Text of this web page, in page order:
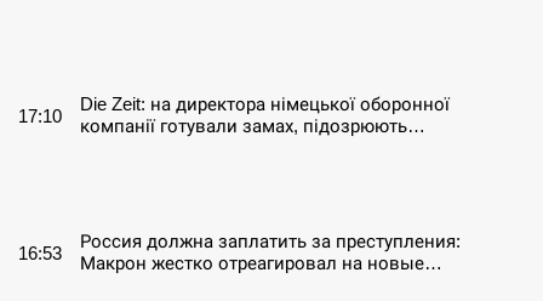
17:10
Die Zeit: на директора німецької оборонної
компанії готували замах, підозрюють…
16:53
Россия должна заплатить за преступления:
Макрон жестко отреагировал на новые…